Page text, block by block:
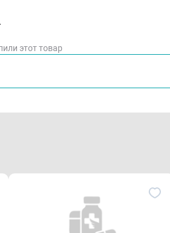
этот товар